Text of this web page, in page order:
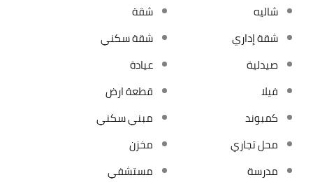
شاليه
شقة
شقة إداري
شقة سكني
صيدلية
عيادة
فيلا
قطعة ارض
كمبوند
مبني سكني
محل تجاري
مخزن
مدرسة
مستشفي